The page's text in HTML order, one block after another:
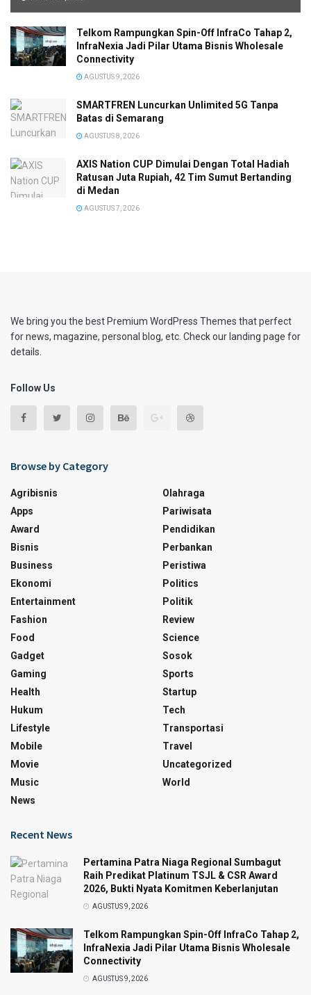
Telkom Rampungkan Spin-Off InfraCo Tahap 2,
InfraNexia Jadi Pilar Utama Bisnis Wholesale
Connectivity
AGUSTUS 9, 2026
SMARTFREN Luncurkan Unlimited 5G Tanpa
Batas di Semarang
AGUSTUS 8, 2026
AXIS Nation CUP Dimulai Dengan Total Hadiah
Ratusan Juta Rupiah, 42 Tim Sumut Bertanding
di Medan
AGUSTUS 7, 2026
We bring you the best Premium WordPress Themes that perfect
for news, magazine, personal blog, etc. Check our landing page for
details.
Follow Us
Browse by Category
Agribisnis
Apps
Award
Bisnis
Business
Ekonomi
Entertainment
Fashion
Food
Gadget
Gaming
Health
Hukum
Lifestyle
Mobile
Movie
Music
News
Olahraga
Pariwisata
Pendidikan
Perbankan
Peristiwa
Politics
Politik
Review
Science
Sosok
Sports
Startup
Tech
Transportasi
Travel
Uncategorized
World
Recent News
Pertamina Patra Niaga Regional Sumbagut
Raih Predikat Platinum TSJL & CSR Award
2026, Bukti Nyata Komitmen Keberlanjutan
AGUSTUS 9, 2026
Telkom Rampungkan Spin-Off InfraCo Tahap 2,
InfraNexia Jadi Pilar Utama Bisnis Wholesale
Connectivity
AGUSTUS 9, 2026